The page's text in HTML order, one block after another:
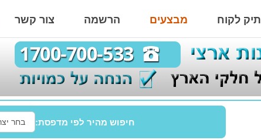
תיק לקוח מבצעים הרשמה צור קשר
חיפוש מהיר לפי מדפסת: